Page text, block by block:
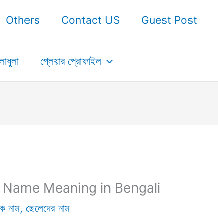
Others Contact US Guest Post
প্লেয়ার প্রোফাইল
Name Meaning in Bengali
নাম, ছেলেদের নাম